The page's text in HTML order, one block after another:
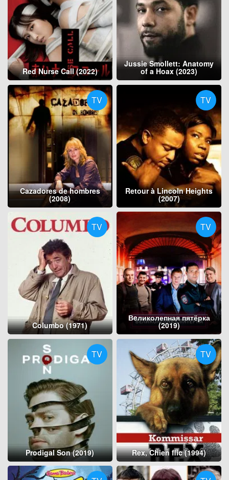
Red Nurse Call (2022)
Jussie Smollett: Anatomy
of a Hoax (2023)
TV
Cazadores de hombres
(2008)
TV
Retour à Lincoln Heights
(2007)
TV
Columbo (1971)
TV
Вeликолепная пятёрка
(2019)
TV
Prodigal Son (2019)
TV
Rex, Chien flic (1994)